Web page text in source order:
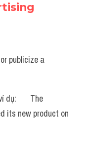
publicize a
dụ:       The
its new product on